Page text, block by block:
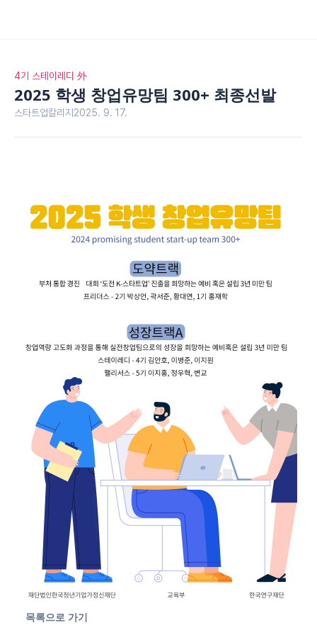
4기 스테이레디 外
2025 학생 창업유망팀 300+ 최종선발
스타트업칼리지 2025. 9. 17.
목록으로 가기